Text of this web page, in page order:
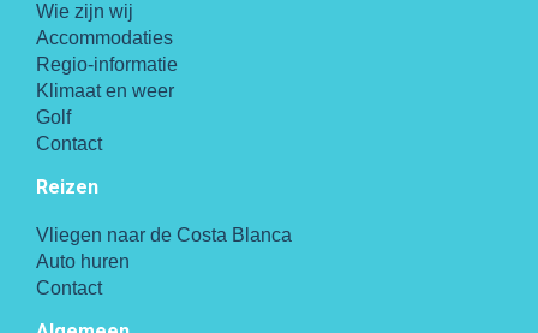
Wie zijn wij
Accommodaties
Regio-informatie
Klimaat en weer
Golf
Contact
Reizen
Vliegen naar de Costa Blanca
Auto huren
Contact